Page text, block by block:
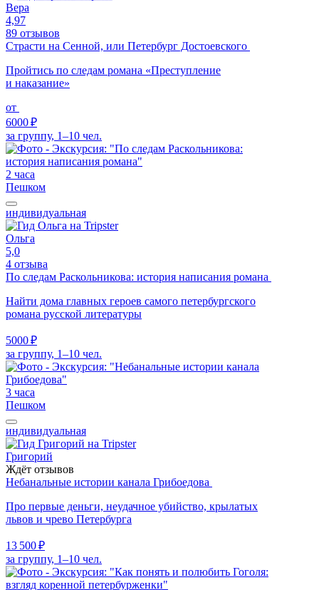
Вера
4,97
89 отзывов
Страсти на Сенной, или Петербург Достоевского
Пройтись по следам романа «Преступление
и наказание»
от
6000 ₽
за группу, 1–10 чел.
2 часа
Пешком
индивидуальная
Ольга
5,0
4 отзыва
По следам Раскольникова: история написания романа
Найти дома главных героев самого петербургского
романа русской литературы
5000 ₽
за группу, 1–10 чел.
3 часа
Пешком
индивидуальная
Григорий
Ждёт отзывов
Небанальные истории канала Грибоедова
Про первые деньги, неудачное убийство, крылатых
львов и чрево Петербурга
13 500 ₽
за группу, 1–10 чел.